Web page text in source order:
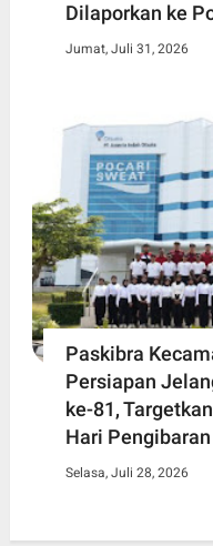
Dilaporkan ke
Jumat, Juli 31, 2026
Paskibra
Persiapan
ke-81,
Hari Pengibaran
Selasa, Juli 28, 2026